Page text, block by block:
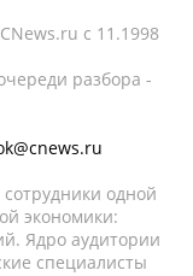
c 11.1998
разбора -
одной
экономики:
Ядро аудитории
специалисты